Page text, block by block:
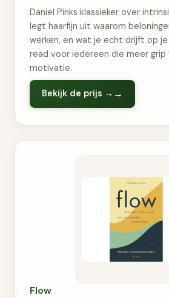
Daniel Pinks klassieker over
legt haarfijn uit waarom
werken, en wat je echt drijft op
read voor iedereen die meer grip
motivatie.
Bekijk de prijs →
Flow